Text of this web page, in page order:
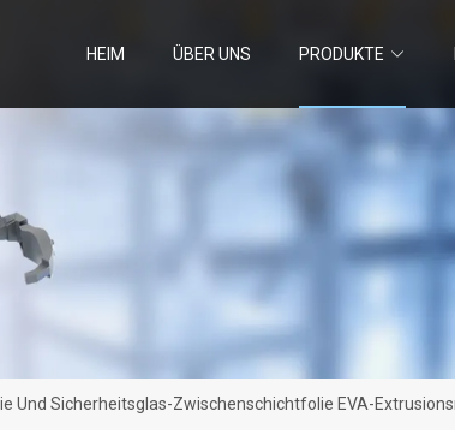
HEIM ÜBER UNS PRODUKTE
Und Sicherheitsglas-Zwischenschichtfolie EVA-